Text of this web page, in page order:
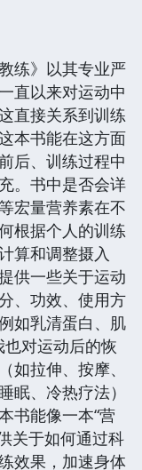
练》以其专业严
直以来对运动中
直接关系到训练
本书能在这方面
后、训练过程中
。书中是否会详
宏量营养素在不
根据个人的训练
算和调整摄入
供一些关于运动
、功效、使用方
如乳清蛋白、肌
对运动后的恢
如拉伸、按摩、
眠、冷热疗法）
书能像一本“营
关于如何通过科
效果，加速身体